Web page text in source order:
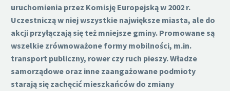
uruchomienia przez Komisję Europejską w 2002 r.
Uczestniczą w niej wszystkie największe miasta, ale do
akcji przyłączają się też mniejsze gminy. Promowane są
wszelkie zrównoważone formy mobilności, m.in.
transport publiczny, rower czy ruch pieszy. Władze
samorządowe oraz inne zaangażowane podmioty
starają się zachęcić mieszkańców do zmiany